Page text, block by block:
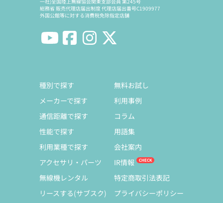
総務省 販売代理店届出制度 代理店届出番号C1909977
外国公館等に対する消費税免除指定店舗
種別で探す
メーカーで探す
通信距離で探す
性能で探す
利用業種で探す
アクセサリ・パーツ
無線機レンタル
リースする(サブスク)
無料お試し
利用事例
コラム
用語集
会社案内
IR情報
特定商取引法表記
プライバシーポリシー